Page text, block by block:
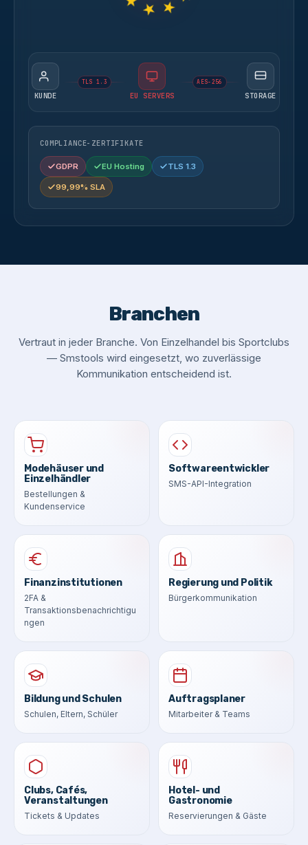
KUNDE
TLS 1.3
EU SERVERS
AES-256
STORAGE
COMPLIANCE-ZERTIFIKATE
GDPR EU Hosting TLS 1.3
99,99% SLA
Branchen
Vertraut in jeder Branche. Von Einzelhandel bis Sportclubs
— Smstools wird eingesetzt, wo zuverlässige
Kommunikation entscheidend ist.
Modehäuser und
Einzelhändler
Bestellungen &
Kundenservice
Softwareentwickler
SMS-API-Integration
Finanzinstitutionen
2FA &
Transaktionsbenachrichtigu
ngen
Regierung und Politik
Bürgerkommunikation
Bildung und Schulen
Schulen, Eltern, Schüler
Auftragsplaner
Mitarbeiter & Teams
Clubs, Cafés,
Veranstaltungen
Tickets & Updates
Hotel- und
Gastronomie
Reservierungen & Gäste